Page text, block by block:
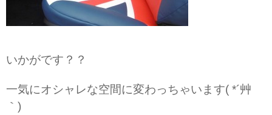
いかがです？？
一気にオシャレな空間に変わっちゃいます( *´艸
｀)